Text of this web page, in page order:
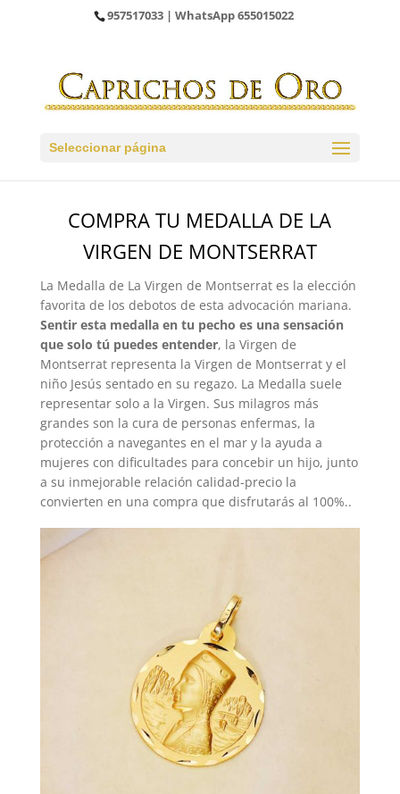
957517033 | WhatsApp655015022
Seleccionar página
COMPRA TU MEDALLA DE LA
VIRGEN DE MONTSERRAT
La Medalla de La Virgen de Montserrat es la elección
favorita de los debotos de esta advocación mariana.
Sentir esta medalla en tu pecho es una sensación
que solo tú puedes entender, la Virgen de
Montserrat representa la Virgen de Montserrat y el
niño Jesús sentado en su regazo. La Medalla suele
representar solo a la Virgen. Sus milagros más
grandes son la cura de personas enfermas, la
protección a navegantes en el mar y la ayuda a
mujeres con dificultades para concebir un hijo, junto
a su inmejorable relación calidad-precio la
convierten en una compra que disfrutarás al 100%..